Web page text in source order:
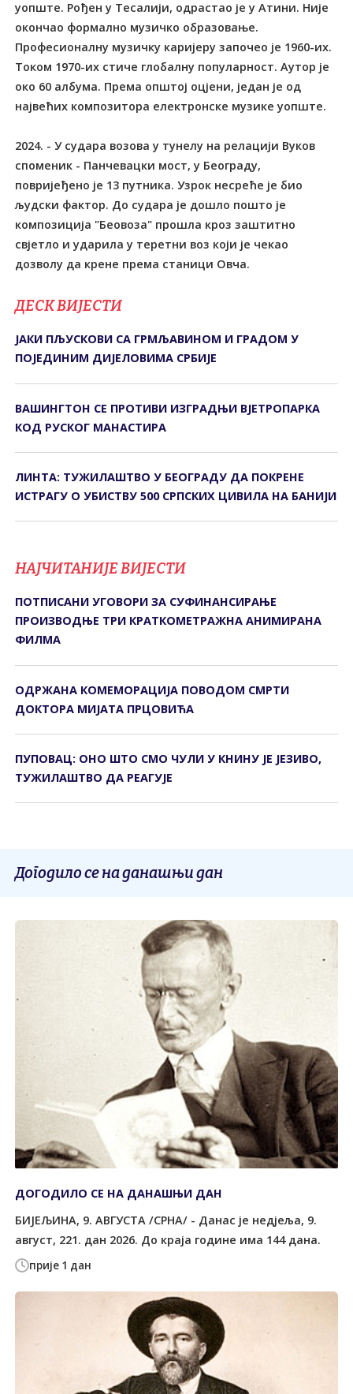
уопште. Рођен у Tесалији, одрастао је у Атини. Није
окончао формално музичко образовање.
Професионалну музичку каријеру започео је 1960-их.
Tоком 1970-их стиче глобалну популарност. Аутор је
око 60 албума. Према општој оцјени, један је од
највећих композитора електронске музике уопште.
2024. - У судара возова у тунелу на релацији Вуков
споменик - Панчевацки мост, у Београду,
повријеђено је 13 путника. Узрок несреће је био
људски фактор. До судара је дошло пошто је
композиција "Беовоза" прошла кроз заштитно
свјетло и ударила у теретни воз који је чекао
дозволу да крене према станици Овча.
ДЕСК ВИЈЕСТИ
ЈАКИ ПЉУСКОВИ СА ГРМЉАВИНОМ И ГРАДОМ У
ПОЈЕДИНИМ ДИЈЕЛОВИМА СРБИЈЕ
ВАШИНГТОН СЕ ПРОТИВИ ИЗГРАДЊИ ВЈЕТРОПАРКА
КОД РУСКОГ МАНАСТИРА
ЛИНТА: ТУЖИЛАШТВО У БЕОГРАДУ ДА ПОКРЕНЕ
ИСТРАГУ О УБИСТВУ 500 СРПСКИХ ЦИВИЛА НА БАНИЈИ
НАЈЧИТАНИЈЕ ВИЈЕСТИ
ПОТПИСАНИ УГОВОРИ ЗА СУФИНАНСИРАЊЕ
ПРОИЗВОДЊЕ ТРИ КРАТКОМЕТРАЖНА АНИМИРАНА
ФИЛМА
ОДРЖАНА КОМЕМОРАЦИЈА ПОВОДОМ СМРТИ
ДОКТОРА МИЈАТА ПРЦОВИЋА
ПУПОВАЦ: ОНО ШТО СМО ЧУЛИ У КНИНУ ЈЕ ЈЕЗИВО,
ТУЖИЛАШТВО ДА РЕАГУЈЕ
Догодило се на данашњи дан
прије 1 дан
ДОГОДИЛО СЕ НА ДАНАШЊИ ДАН
БИЈЕЉИНА, 9. АВГУСТА /СРНА/ - Данас је недјеља, 9.
август, 221. дан 2026. До краја године има 144 дана.